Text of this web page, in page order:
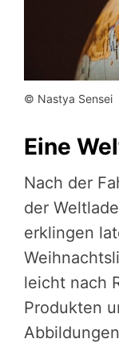
© Nastya Sensei
Eine
Nach der
der
erklingen
leicht nach
Produkten